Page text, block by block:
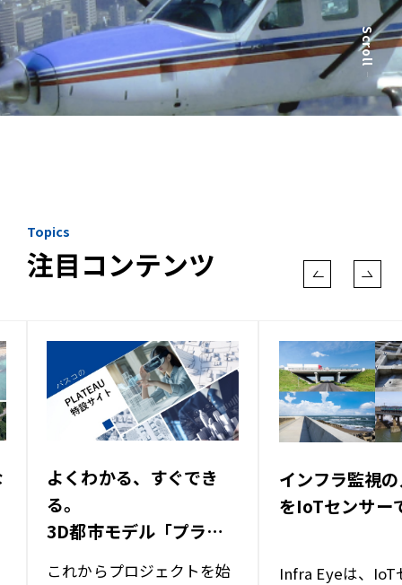
Scroll
Topics
注目コンテンツ
よくわかる、すぐでき
る。
3D都市モデル「プラト
ー」の導入から活用まで
これからプロジェクトを始
インフラ監視
をIoTセンサー
Infra Eyeは、IoT